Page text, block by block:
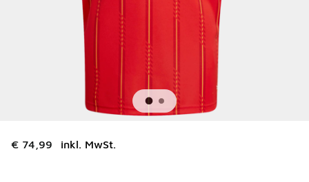
€ 74,99 inkl. MwSt.